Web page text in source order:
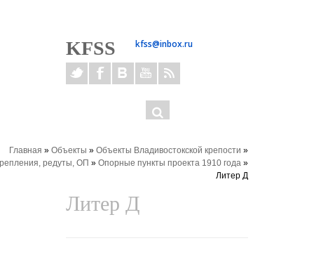
KFSS kfss@inbox.ru
Форма
ОК
Главная » Объекты » Объекты Владивостокской крепости »
редуты, ОП » Опорные пункты проекта 1910 года »
Литер Д
Литер Д